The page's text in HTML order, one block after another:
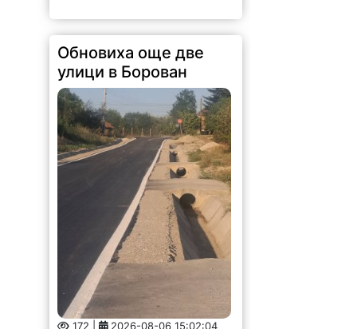
172 | 2026-08-06 15:02:04
Като част от общия Устройствен
план за устойчиво развитие на
Община Борован, поетапно са